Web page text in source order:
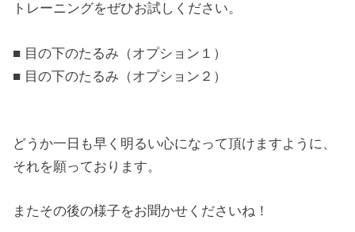
トレーニングをぜひお試しください。
■ 目の下のたるみ（オプション１）
■ 目の下のたるみ（オプション２）
どうか一日も早く明るい心になって頂けますように、
それを願っております。
またその後の様子をお聞かせくださいね！